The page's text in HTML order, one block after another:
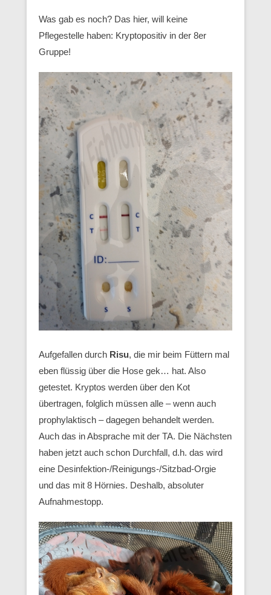
Was gab es noch? Das hier, will keine
Pflegestelle haben: Kryptopositiv in der 8er
Gruppe!
Aufgefallen durch Risu, die mir beim Füttern mal
eben flüssig über die Hose gek… hat. Also
getestet. Kryptos werden über den Kot
übertragen, folglich müssen alle – wenn auch
prophylaktisch – dagegen behandelt werden.
Auch das in Absprache mit der TA. Die Nächsten
haben jetzt auch schon Durchfall, d.h. das wird
eine Desinfektion-/Reinigungs-/Sitzbad-Orgie
und das mit 8 Hörnies. Deshalb, absoluter
Aufnahmestopp.